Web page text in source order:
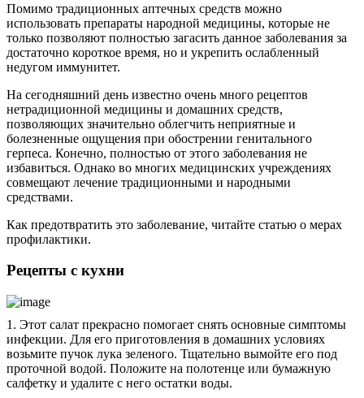
Помимо традиционных аптечных средств можно
использовать препараты народной медицины, которые не
только позволяют полностью загасить данное заболевания за
достаточно короткое время, но и укрепить ослабленный
недугом иммунитет.
На сегодняшний день известно очень много рецептов
нетрадиционной медицины и домашних средств,
позволяющих значительно облегчить неприятные и
болезненные ощущения при обострении генитального
герпеса. Конечно, полностью от этого заболевания не
избавиться. Однако во многих медицинских учреждениях
совмещают лечение традиционными и народными
средствами.
Как предотвратить это заболевание, читайте статью о мерах
профилактики.
Рецепты с кухни
1. Этот салат прекрасно помогает снять основные симптомы
инфекции. Для его приготовления в домашних условиях
возьмите пучок лука зеленого. Тщательно вымойте его под
проточной водой. Положите на полотенце или бумажную
салфетку и удалите с него остатки воды.